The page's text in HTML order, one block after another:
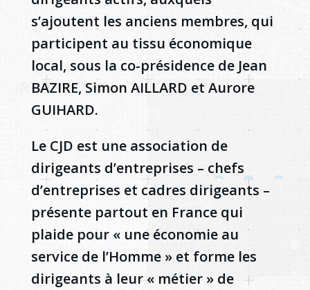
s’ajoutent les anciens membres, qui
participent au tissu économique
local, sous la co-présidence de Jean
BAZIRE, Simon AILLARD et Aurore
GUIHARD.
Le CJD est une association de
dirigeants d’entreprises – chefs
d’entreprises et cadres dirigeants –
présente partout en France qui
plaide pour « une économie au
service de l’Homme » et forme les
dirigeants à leur « métier » de